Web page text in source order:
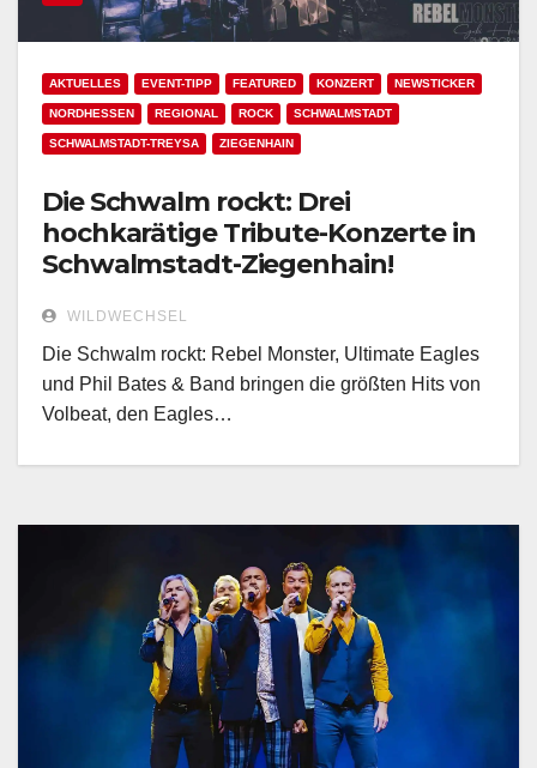
AKTUELLES EVENT-TIPP FEATURED KONZERT NEWSTICKER
NORDHESSEN REGIONAL ROCK SCHWALMSTADT
SCHWALMSTADT-TREYSA ZIEGENHAIN
Die Schwalm rockt: Drei
hochkarätige Tribute-Konzerte in
Schwalmstadt-Ziegenhain!
WILDWECHSEL
Die Schwalm rockt: Rebel Monster, Ultimate Eagles
und Phil Bates & Band bringen die größten Hits von
Volbeat, den Eagles…